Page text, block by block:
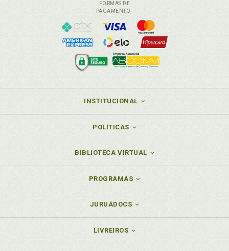
FORMAS DE
PAGAMENTO
INSTITUCIONAL
POLÍTICAS
BIBLIOTECA VIRTUAL
PROGRAMAS
JURUÁDOCS
LIVREIROS